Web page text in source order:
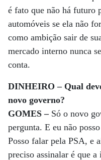
é fato que não há futuro
automóveis se ela não
como ambição sair de
mercado interno nunca
conta.
DINHEIRO – Qual
novo governo?
GOMES – Só o novo
pergunta. E eu não
Posso falar pela PSA, e
preciso assinalar é que